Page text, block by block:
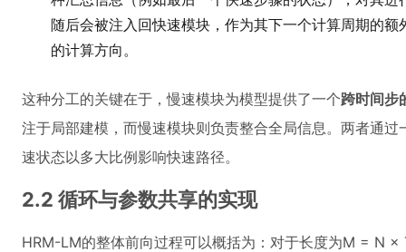
随后会被注入回快速模块，作为其下一个计算周期的
的计算方向。
这种分工的关键在于，慢速模块为模型提供了一个跨时间步
注于局部建模，而慢速模块则负责整合全局信息。两者通
速状态以多大比例影响快速路径。
2.2 循环与参数共享的实现
HRM-LM的整体前向过程可以概括为：对于长度为M = N